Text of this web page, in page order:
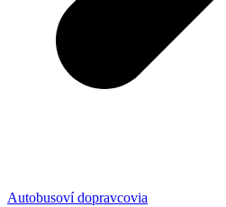
Autobusoví dopravcovia